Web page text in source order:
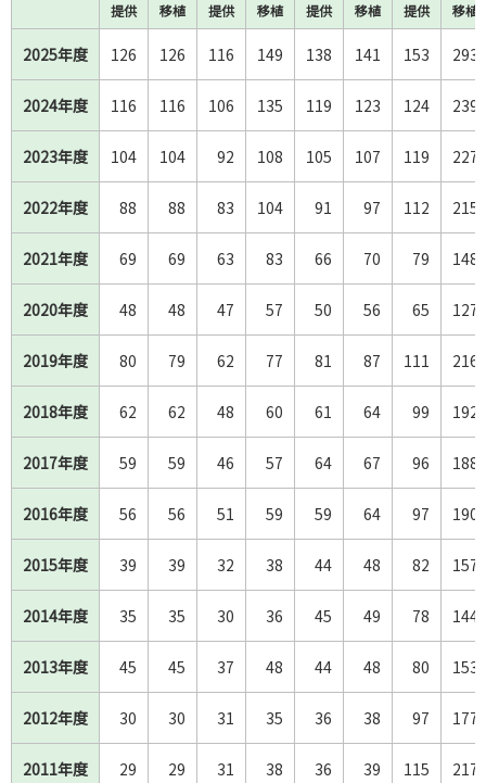
提供 移植 提供 移植 提供 移植 提供 移植
2025年度 126 126 116 149 138 141 153 293
2024年度 116 116 106 135 119 123 124 239
2023年度 104 104 92 108 105 107 119 227
2022年度 88 88 83 104 91 97 112 215
2021年度 69 69 63 83 66 70 79 148
2020年度 48 48 47 57 50 56 65 127
2019年度 80 79 62 77 81 87 111 216
2018年度 62 62 48 60 61 64 99 192
2017年度 59 59 46 57 64 67 96 188
2016年度 56 56 51 59 59 64 97 190
2015年度 39 39 32 38 44 48 82 157
2014年度 35 35 30 36 45 49 78 144
2013年度 45 45 37 48 44 48 80 153
2012年度 30 30 31 35 36 38 97 177
2011年度 29 29 31 38 36 39 115 217
2025年度
2024年度
2023年度
2022年度
2021年度
2020年度
2019年度
2018年度
2017年度
2016年度
2015年度
2014年度
2013年度
2012年度
2011年度